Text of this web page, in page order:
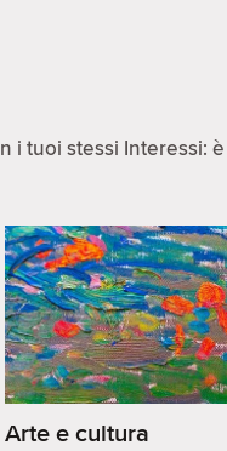
i tuoi stessi Interessi:
Arte e cultura